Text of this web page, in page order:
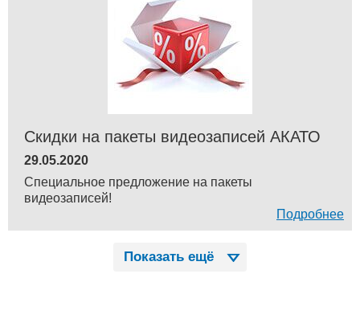
Скидки на пакеты видеозаписей АКАТО
29.05.2020
Специальное предложение на пакеты
видеозаписей!
Подробнее
Показать ещё